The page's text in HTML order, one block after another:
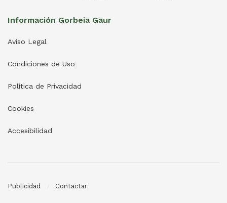
Información Gorbeia Gaur
Aviso Legal
Condiciones de Uso
Política de Privacidad
Cookies
Accesibilidad
Publicidad Contactar